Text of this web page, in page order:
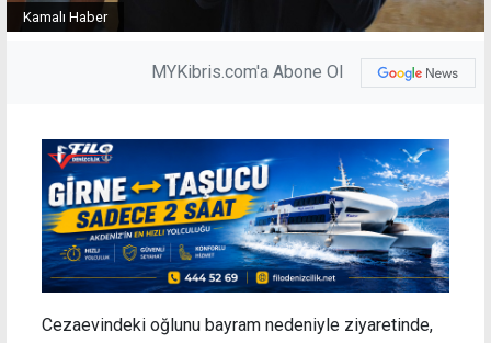
Kamalı Haber
MYKibris.com'a Abone Ol
Cezaevindeki oğlunu bayram nedeniyle ziyaretinde,